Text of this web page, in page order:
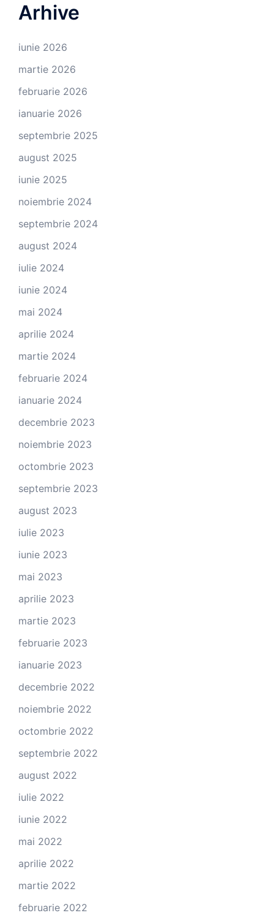
Arhive
iunie 2026
martie 2026
februarie 2026
ianuarie 2026
septembrie 2025
august 2025
iunie 2025
noiembrie 2024
septembrie 2024
august 2024
iulie 2024
iunie 2024
mai 2024
aprilie 2024
martie 2024
februarie 2024
ianuarie 2024
decembrie 2023
noiembrie 2023
octombrie 2023
septembrie 2023
august 2023
iulie 2023
iunie 2023
mai 2023
aprilie 2023
martie 2023
februarie 2023
ianuarie 2023
decembrie 2022
noiembrie 2022
octombrie 2022
septembrie 2022
august 2022
iulie 2022
iunie 2022
mai 2022
aprilie 2022
martie 2022
februarie 2022